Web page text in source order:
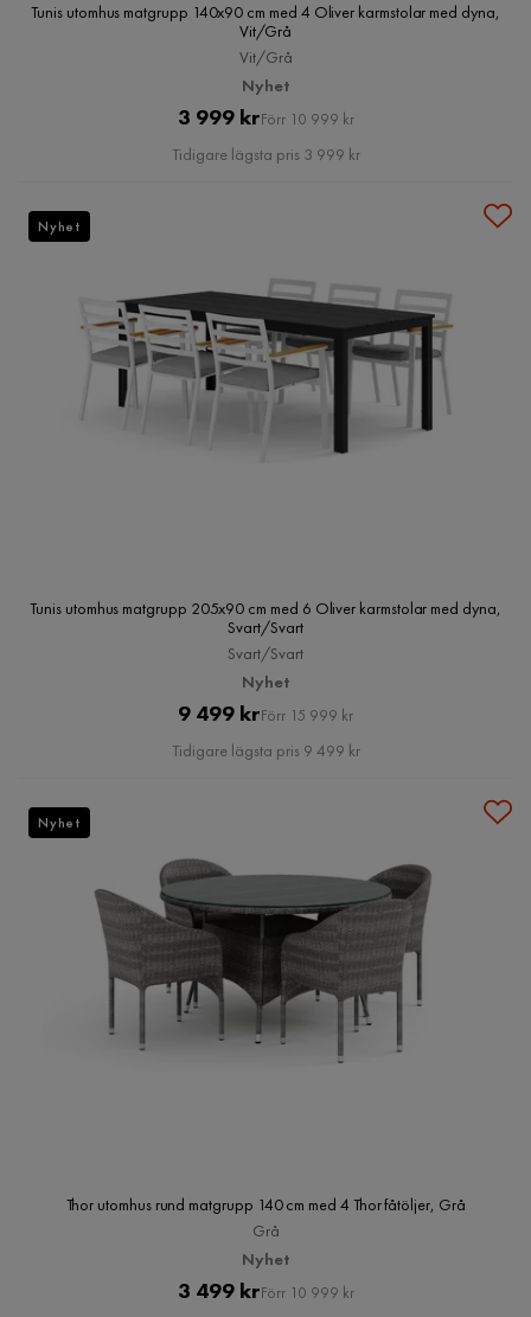
Tunis utomhus matgrupp 140x90 cm med 4 Oliver karmstolar med dyna,
Vit/Grå
Vit/Grå
Nyhet
Pris
3 999 krOriginal
Pris
Förr 10 999 kr
Tidigare lägsta pris 3 999 kr
Tunis utomhus matgrupp 205x90 cm med 6 Oliver karmstolar med dyna,
Svart/Svart
Svart/Svart
Nyhet
Pris
9 499 krOriginal
Pris
Förr 15 999 kr
Tidigare lägsta pris 9 499 kr
Nyhet
Thor utomhus rund matgrupp 140 cm med 4 Thor fåtöljer, Grå
Grå
Nyhet
Pris
3 499 krOriginal
Förr 10 999 kr
Nyhet